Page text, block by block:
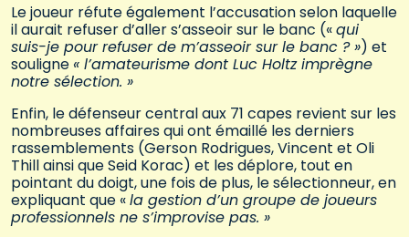
Le joueur réfute également l’accusation selon laquelle
il aurait refuser d’aller s’asseoir sur le banc («qui
suis-je pour refuser de m’asseoir sur le banc ? ») et
souligne« l’amateurisme dont Luc Holtz imprègne
notre sélection. »
Enfin, le défenseur central aux 71 capes revient sur les
nombreuses affaires qui ont émaillé les derniers
rassemblements (Gerson Rodrigues, Vincent et Oli
Thill ainsi que Seid Korac) et les déplore, tout en
pointant du doigt, une fois de plus, le sélectionneur, en
expliquant que «la gestion d’un groupe de joueurs
professionnels ne s’improvise pas. »